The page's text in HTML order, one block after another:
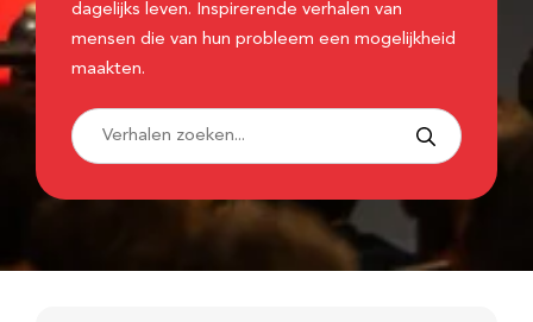
dagelijks leven. Inspirerende verhalen van
mensen die van hun probleem een mogelijkheid
maakten.